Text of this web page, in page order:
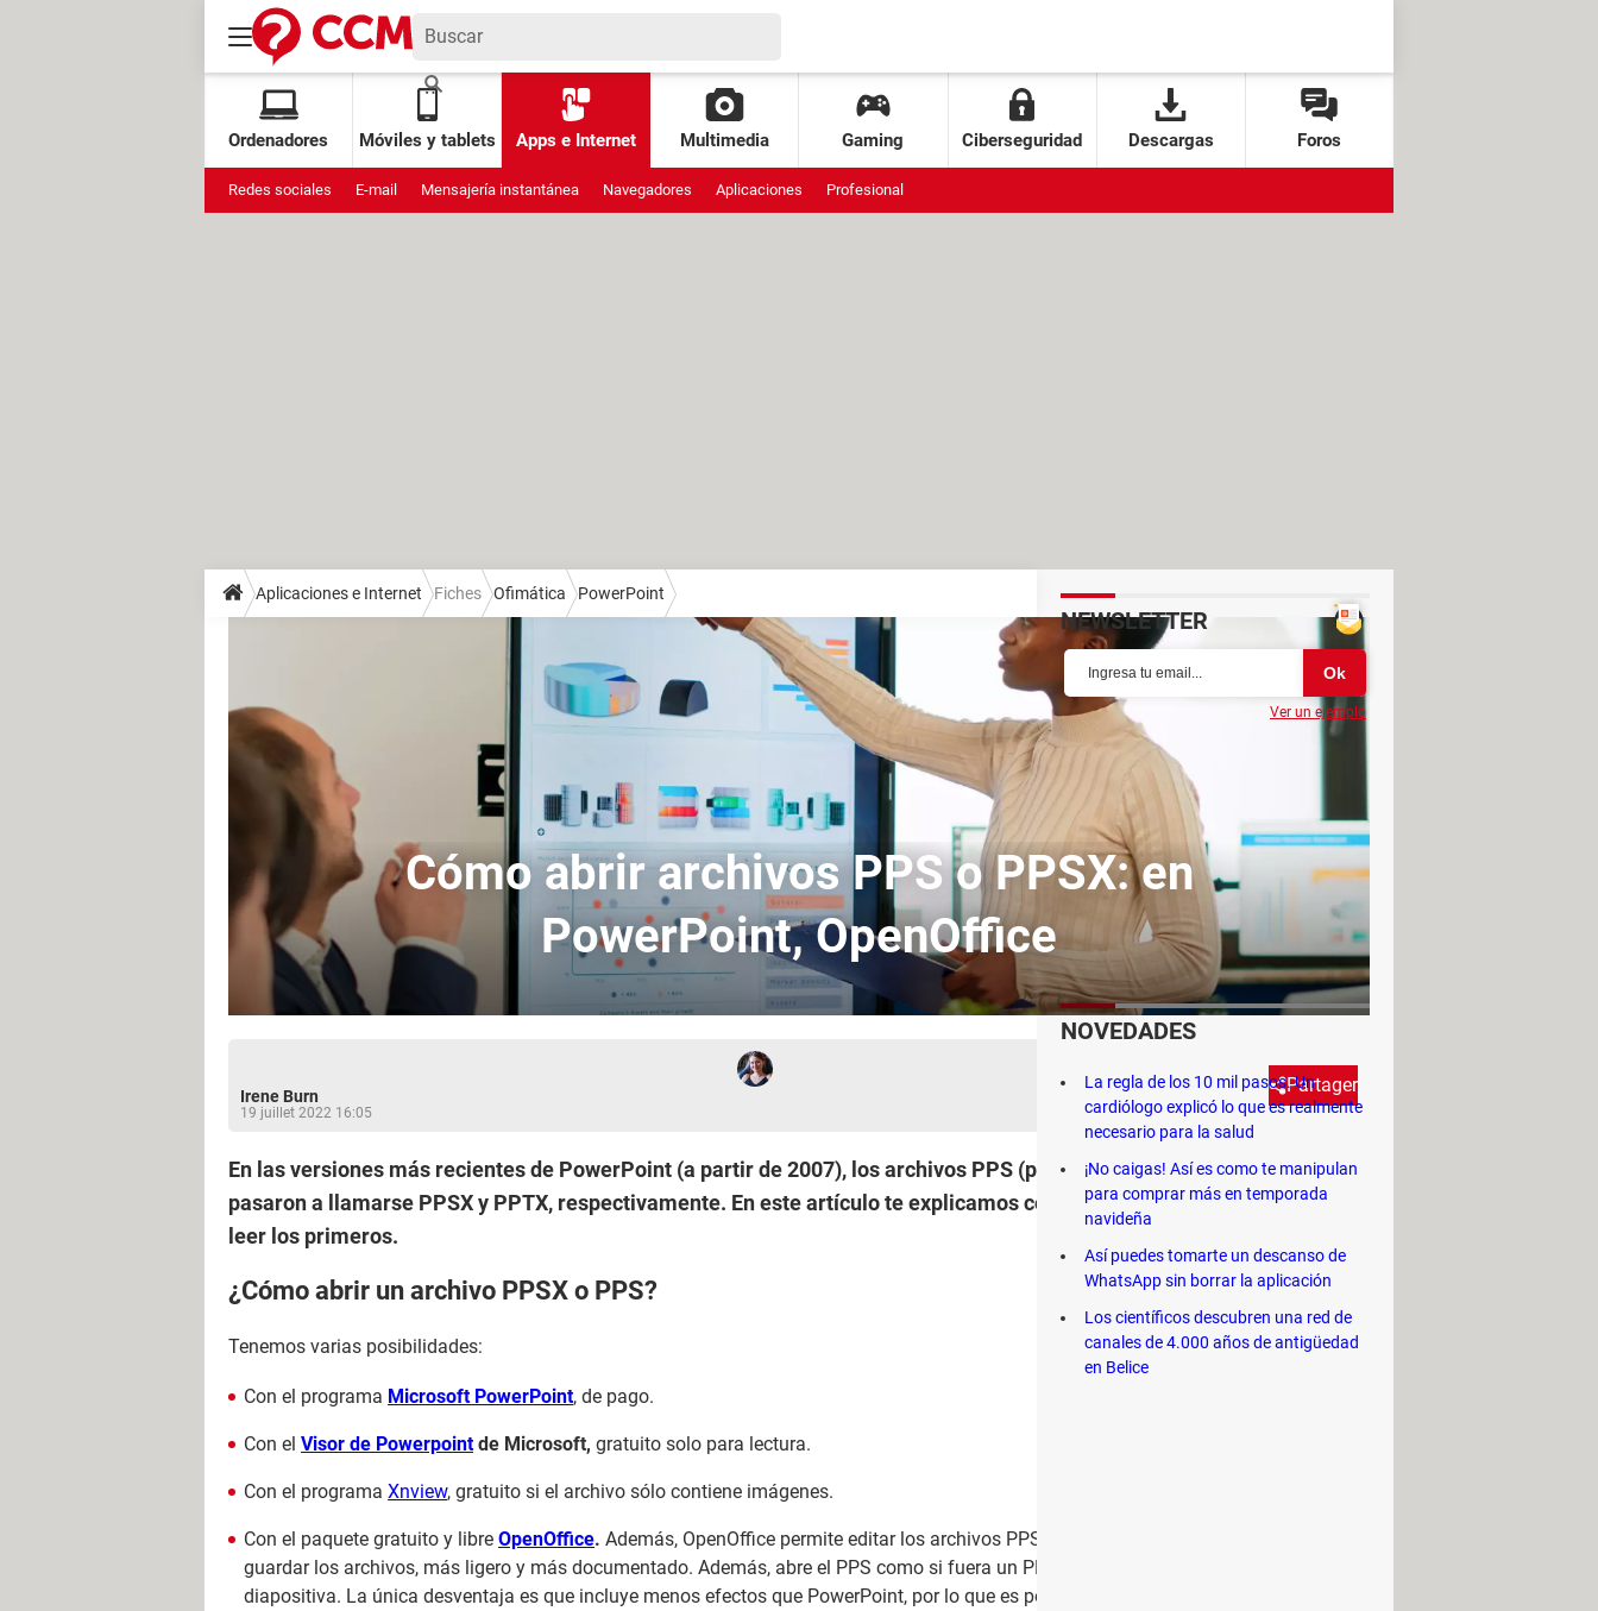
Ordenadores Móviles y tablets Apps e Internet Multimedia Gaming Ciberseguridad Descargas Foros
Redes sociales E-mail Mensajería instantánea Navegadores Aplicaciones Profesional
Aplicaciones e Internet Fiches Ofimática PowerPoint
Cómo abrir archivos PPS o PPSX: en
PowerPoint, OpenOffice
Irene Burn
19 juillet 2022 16:05
Partager
En las versiones más recientes de PowerPoint (a partir de 2007), los archivos PPS (presentación) y PPT (edición)
pasaron a llamarse PPSX y PPTX, respectivamente. En este artículo te explicamos con qué programas puedes abrir y
leer los primeros.
¿Cómo abrir un archivo PPSX o PPS?
Tenemos varias posibilidades:
Con el programa Microsoft PowerPoint, de pago.
Con el Visor de Powerpointde Microsoft, gratuito solo para lectura.
Con el programa Xnview, gratuito si el archivo sólo contiene imágenes.
Con el paquete gratuito y libre OpenOffice. Además, OpenOffice permite editar los archivos PPS y posee su propio formato para
guardar los archivos, más ligero y más documentado. Además, abre el PPS como si fuera un PPT: se debe pulsar F5 para mostrar la
diapositiva. La única desventaja es que incluye menos efectos que PowerPoint, por lo que es posible que los efectos complejos no
NEWSLETTER
Ver un ejemplo
NOVEDADES
La regla de los 10 mil pasos. Un
cardiólogo explicó lo que es realmente
necesario para la salud
¡No caigas! Así es como te manipulan
para comprar más en temporada
navideña
Así puedes tomarte un descanso de
WhatsApp sin borrar la aplicación
Los científicos descubren una red de
canales de 4.000 años de antigüedad
en Belice